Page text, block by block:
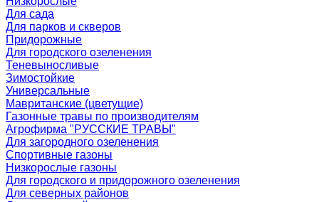
Для сада
Для парков и скверов
Придорожные
Для городского озеленения
Теневыносливые
Зимостойкие
Универсальные
Мавританские (цветущие)
Газонные травы по производителям
Агрофирма "РУССКИЕ ТРАВЫ"
Для загородного озеленения
Спортивные газоны
Низкорослые газоны
Для городского и придорожного озеленения
Для северных районов